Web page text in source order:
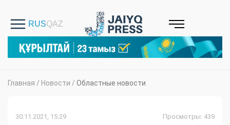
Главная / Новости / Областные новости
30.11.2021, 15:29 Просмотры: 439